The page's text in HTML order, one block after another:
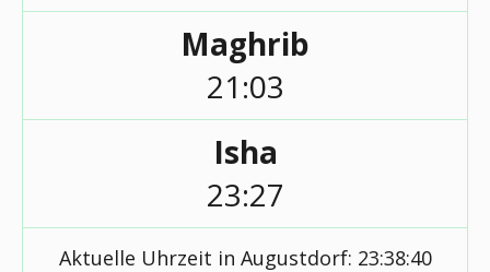
Maghrib
21:03
Isha
23:27
Aktuelle Uhrzeit in Augustdorf: 23:38:40